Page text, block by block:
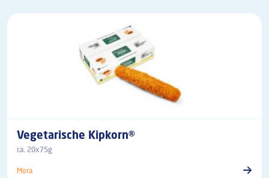
Vegetarische Kipkorn®
ca. 20x75g
Mora